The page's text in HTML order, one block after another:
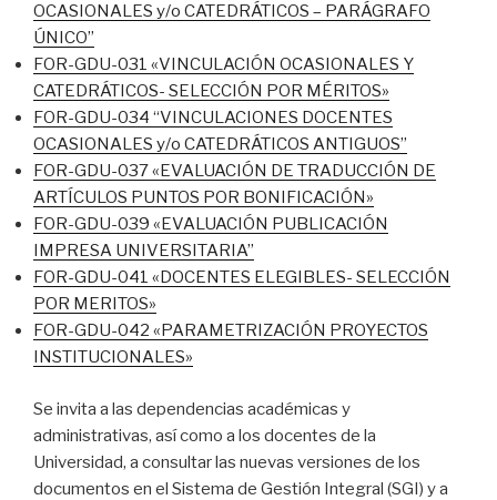
OCASIONALES y/o CATEDRÁTICOS – PARÁGRAFO
ÚNICO”
FOR-GDU-031 «VINCULACIÓN OCASIONALES Y
CATEDRÁTICOS- SELECCIÓN POR MÉRITOS»
FOR-GDU-034 “VINCULACIONES DOCENTES
OCASIONALES y/o CATEDRÁTICOS ANTIGUOS”
FOR-GDU-037 «EVALUACIÓN DE TRADUCCIÓN DE
ARTÍCULOS PUNTOS POR BONIFICACIÓN»
FOR-GDU-039 «EVALUACIÓN PUBLICACIÓN
IMPRESA UNIVERSITARIA”
FOR-GDU-041 «DOCENTES ELEGIBLES- SELECCIÓN
POR MERITOS»
FOR-GDU-042 «PARAMETRIZACIÓN PROYECTOS
INSTITUCIONALES»
Se invita a las dependencias académicas y
administrativas, así como a los docentes de la
Universidad, a consultar las nuevas versiones de los
documentos en el Sistema de Gestión Integral (SGI) y a